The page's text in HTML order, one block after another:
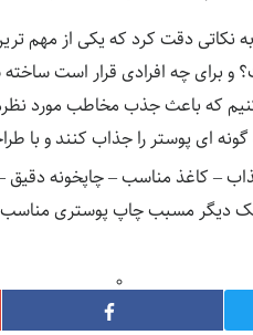
به نکاتی دقت کرد که یکی از
چه افرادی قرار است ساخته
که باعث جذب مخاطب مورد
ای پوستر را جذاب کنند و با
– كاغذ مناسب – چاپخونه دقیق –
یک دیگر مسبب چاپ پوستری